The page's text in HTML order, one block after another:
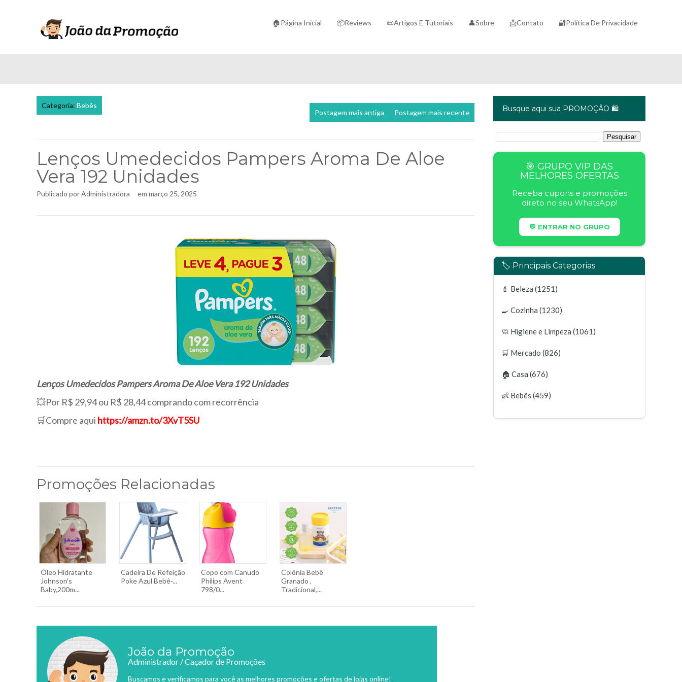
🏠Página Inicial 📦Reviews 📜Artigos E Tutoriais 👤Sobre 📩Contato 🔐Política De Privacidade
Categoria: Bebês
Postagem mais recente
Postagem mais antiga
Lenços Umedecidos Pampers Aroma De Aloe
Vera 192 Unidades
Publicado porAdministradora em março 25, 2025
Lenços Umedecidos Pampers Aroma De Aloe Vera 192 Unidades
💥Por R$ 29,94 ou R$ 28,44 comprando com recorrência
🛒Compre aqui https://amzn.to/3XvT5SU
Promoções Relacionadas
Óleo Hidratante
Johnson's
Baby,200m...
Cadeira De Refeição
Poke Azul Bebê-...
Copo com Canudo
Philips Avent
798/0...
Colônia Bebê
Granado ,
Tradicional,...
João da Promoção
Administrador / Caçador de Promoções
Buscamos e verificamos para você as melhores promoções e ofertas de lojas online!
Busque aqui sua PROMOÇÃO 🛍️
🎯 GRUPO VIP DAS
MELHORES OFERTAS
Receba cupons e promoções
direto no seu WhatsApp!
💬 ENTRAR NO GRUPO
🏷️ Principais Categorias
💄 Beleza (1251)
🍳 Cozinha (1230)
🧼 Higiene e Limpeza (1061)
🛒 Mercado (826)
🏠 Casa (676)
👶 Bebês (459)